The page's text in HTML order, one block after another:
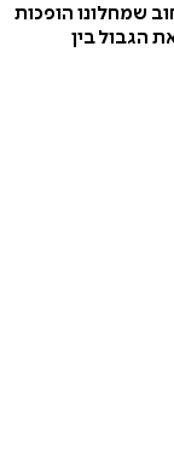
שמחלונו הופכות
הגבול בין